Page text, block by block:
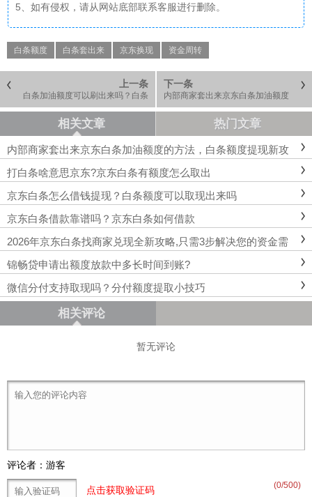
5、如有侵权，请从网站底部联系客服进行删除。
白条额度 白条套出来 京东换现 资金周转
上一条
白条加油额度可以刷出来吗？白条
秒到账怎么套出来
下一条
内部商家套出来京东白条加油额度
的方法，白条额度提现新攻略
相关文章 热门文章
内部商家套出来京东白条加油额度的方法，白条额度提现新攻
略
打白条啥意思京东?京东白条有额度怎么取出
京东白条怎么借钱提现？白条额度可以取现出来吗
京东白条借款靠谱吗？京东白条如何借款
2026年京东白条找商家兑现全新攻略,只需3步解决您的资金需
求
锦畅贷申请出额度放款中多长时间到账?
微信分付支持取现吗？分付额度提取小技巧
相关评论
暂无评论
评论者：游客
(0/500)
点击获取验证码